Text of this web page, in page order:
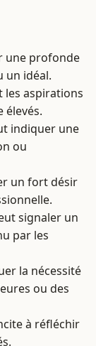
une profonde
un idéal.
les aspirations
élevés.
indiquer une
ou
un fort désir
signaler un
par les
la nécessité
ou des
à réfléchir